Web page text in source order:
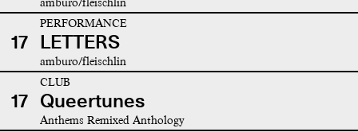
17
PERFORMANCE
LETTERS
amburo/fleischlin
17
CLUB
Queertunes
Anthems Remixed Anthology